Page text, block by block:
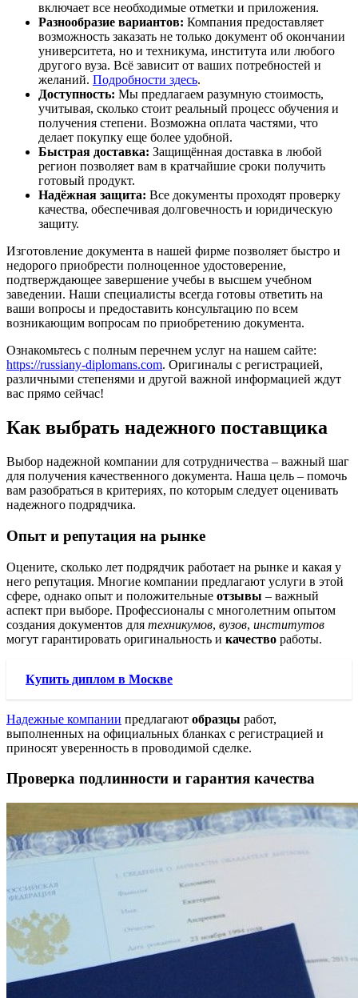
включает все необходимые отметки и приложения.
Разнообразие вариантов: Компания предоставляет
возможность заказать не только документ об окончании
университета, но и техникума, института или любого
другого вуза. Всё зависит от ваших потребностей и
желаний. Подробности здесь.
Доступность: Мы предлагаем разумную стоимость,
учитывая, сколько стоит реальный процесс обучения и
получения степени. Возможна оплата частями, что
делает покупку еще более удобной.
Быстрая доставка: Защищённая доставка в любой
регион позволяет вам в кратчайшие сроки получить
готовый продукт.
Надёжная защита: Все документы проходят проверку
качества, обеспечивая долговечность и юридическую
защиту.
Изготовление документа в нашей фирме позволяет быстро и
недорого приобрести полноценное удостоверение,
подтверждающее завершение учебы в высшем учебном
заведении. Наши специалисты всегда готовы ответить на
ваши вопросы и предоставить консультацию по всем
возникающим вопросам по приобретению документа.
Ознакомьтесь с полным перечнем услуг на нашем сайте:
https://russiany-diplomans.com. Оригиналы с регистрацией,
различными степенями и другой важной информацией ждут
вас прямо сейчас!
Как выбрать надежного поставщика
Выбор надежной компании для сотрудничества – важный шаг
для получения качественного документа. Наша цель – помочь
вам разобраться в критериях, по которым следует оценивать
надежного подрядчика.
Опыт и репутация на рынке
Оцените, сколько лет подрядчик работает на рынке и какая у
него репутация. Многие компании предлагают услуги в этой
сфере, однако опыт и положительные отзывы – важный
аспект при выборе. Профессионалы с многолетним опытом
создания документов для техникумов, вузов, институтов
могут гарантировать оригинальность и качество работы.
Купить диплом в Москве
Надежные компании предлагают образцы работ,
выполненных на официальных бланках с регистрацией и
приносят уверенность в проводимой сделке.
Проверка подлинности и гарантия качества